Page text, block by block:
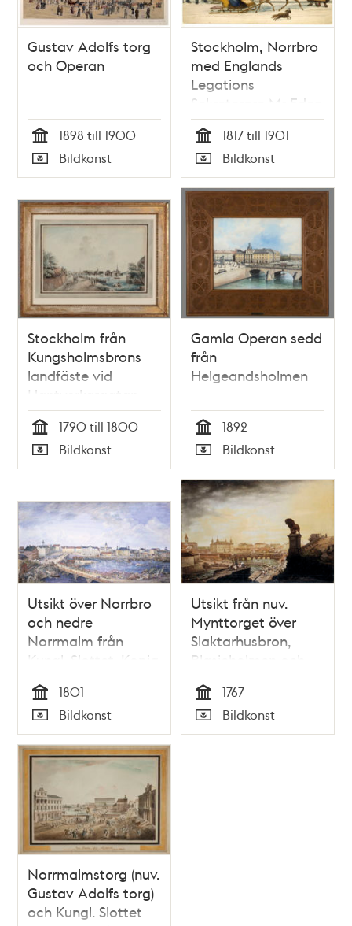
Gustav Adolfs torg
och Operan
Tid
1898 till 1900
Typ
Bildkonst
Stockholm, Norrbro
med Englands
Legations
Sekreterare Mr Eden
i sin släde
Tid
1817 till 1901
Typ
Bildkonst
Stockholm från
Kungsholmsbrons
landfäste vid
Hantverkargatan
Tid
1790 till 1800
Typ
Bildkonst
Gamla Operan sedd
från
Helgeandsholmen
Tid
1892
Typ
Bildkonst
Utsikt över Norrbro
och nedre
Norrmalm från
Kungl. Slottet. Kopia
utförd av Einar
Uggla 1939
Tid
1801
Typ
Bildkonst
Utsikt från nuv.
Mynttorget över
Slaktarhusbron,
Blasieholmen och
Lejonbacken
Tid
1767
Typ
Bildkonst
Norrmalmstorg (nuv.
Gustav Adolfs torg)
och Kungl. Slottet